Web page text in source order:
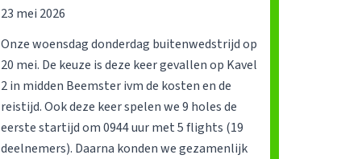
c
h
t
e
n
d
23 mei 2026
Onze woensdag donderdag buitenwedstrijd op
20 mei. De keuze is deze keer gevallen op Kavel
2 in midden Beemster ivm de kosten en de
reistijd. Ook deze keer spelen we 9 holes de
eerste startijd om 0944 uur met 5 flights (19
deelnemers). Daarna konden we gezamenlijk